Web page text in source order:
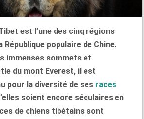
est l’une des cinq régions
République populaire de Chine.
immenses sommets et
du mont Everest, il est
pour la diversité de ses races
soient encore séculaires en
de chiens tibétains sont